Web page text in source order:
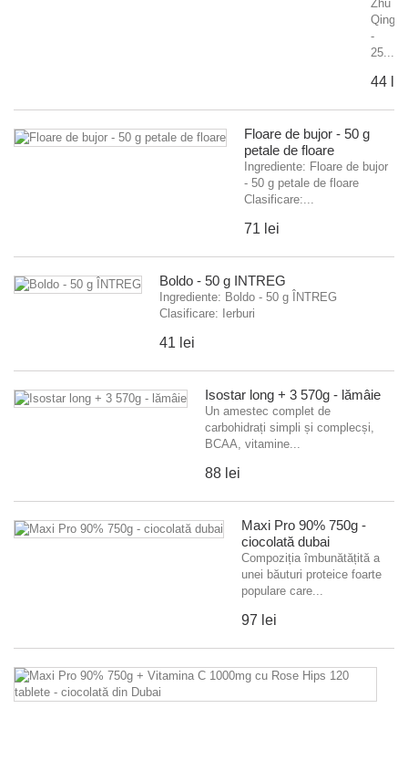
Zhu
-
25...
44 lei
Floare de bujor - 50 g
petale de floare
Ingrediente: Floare de bujor
- 50 g petale de floare
Clasificare:...
71 lei
Boldo - 50 g ÎNTREG
Ingrediente: Boldo - 50 g ÎNTREG
Clasificare: Ierburi
41 lei
Isostar long + 3 570g - lămâie
Un amestec complet de
carbohidrați simpli și complecși,
BCAA, vitamine...
88 lei
Maxi Pro 90% 750g -
ciocolată dubai
Compoziția îmbunătățită a
unei băuturi proteice foarte
populare care...
97 lei